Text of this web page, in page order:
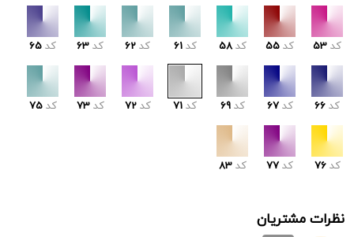
کد 53 کد 55 کد 58 کد 61 کد 62 کد 63 کد 65
کد 66 کد 67 کد 69 کد 71 کد 72 کد 73 کد 75
کد 76 کد 77 کد 83
نظرات مشتریان